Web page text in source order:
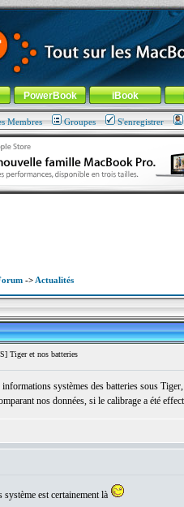
-Aller au menu de la rubrique
PowerBook iBook
Membres Groupes S'enregistrer
-> Actualités
Tiger et nos batteries
systèmes des batteries sous
nos données, si le calibrage a été
est certainement là